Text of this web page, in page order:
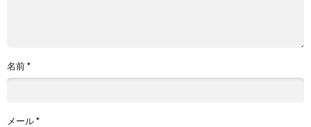
名前*
メール*